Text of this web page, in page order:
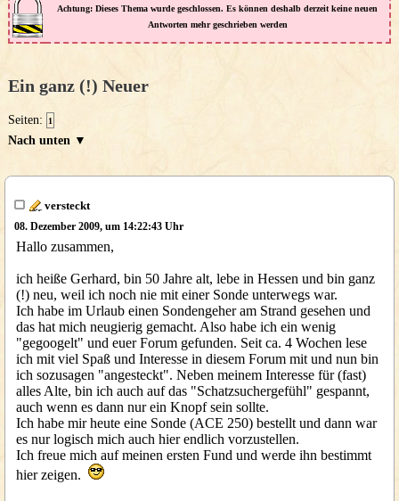
Achtung: Dieses Thema wurde geschlossen. Es können deshalb derzeit keine neuen
Antworten mehr geschrieben werden
Ein ganz (!) Neuer
Seiten: 1
Nach unten ▼
versteckt
08. Dezember 2009, um 14:22:43 Uhr
Hallo zusammen,
ich heiße Gerhard, bin 50 Jahre alt, lebe in Hessen und bin ganz
(!) neu, weil ich noch nie mit einer Sonde unterwegs war.
Ich habe im Urlaub einen Sondengeher am Strand gesehen und
das hat mich neugierig gemacht. Also habe ich ein wenig
"gegoogelt" und euer Forum gefunden. Seit ca. 4 Wochen lese
ich mit viel Spaß und Interesse in diesem Forum mit und nun bin
ich sozusagen "angesteckt". Neben meinem Interesse für (fast)
alles Alte, bin ich auch auf das "Schatzsuchergefühl" gespannt,
auch wenn es dann nur ein Knopf sein sollte.
Ich habe mir heute eine Sonde (ACE 250) bestellt und dann war
es nur logisch mich auch hier endlich vorzustellen.
Ich freue mich auf meinen ersten Fund und werde ihn bestimmt
hier zeigen.